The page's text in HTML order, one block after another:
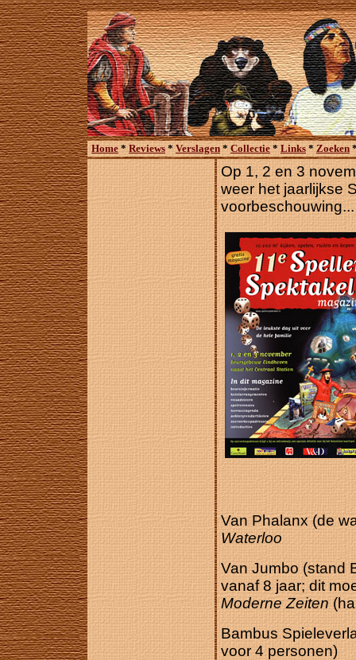
Home * Reviews * Verslagen * Collectie * Links * Zoeken
Op 1, 2 en 3
weer het jaarlijkse
voorbeschouwing...
Van Phalanx (de
Waterloo
Van Jumbo (stand
vanaf 8 jaar; dit
Moderne Zeiten
Bambus
voor 4 personen)